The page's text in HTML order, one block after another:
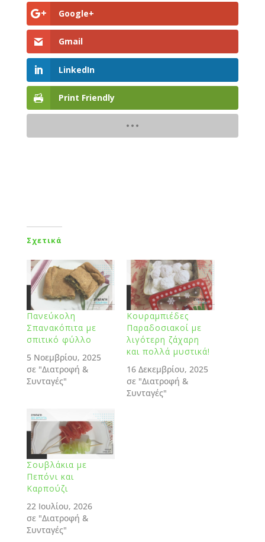
Google+
Gmail
LinkedIn
Print Friendly
Σχετικά
Πανεύκολη
Σπανακόπιτα με
σπιτικό φύλλο
5 Νοεμβρίου, 2025
σε "Διατροφή &
Συνταγές"
Κουραμπιέδες
Παραδοσιακοί με
λιγότερη ζάχαρη
και πολλά μυστικά!
16 Δεκεμβρίου, 2025
σε "Διατροφή &
Συνταγές"
Σουβλάκια με
Πεπόνι και
Καρπούζι
22 Ιουλίου, 2026
σε "Διατροφή &
Συνταγές"